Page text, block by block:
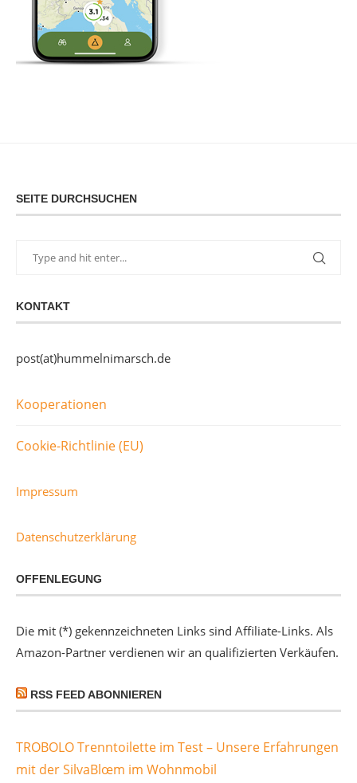
SEITE DURCHSUCHEN
KONTAKT
post(at)hummelnimarsch.de
Kooperationen
Cookie-Richtlinie (EU)
Impressum
Datenschutzerklärung
OFFENLEGUNG
Die mit (*) gekennzeichneten Links sind Affiliate-Links. Als
Amazon-Partner verdienen wir an qualifizierten Verkäufen.
RSS FEED ABONNIEREN
TROBOLO Trenntoilette im Test – Unsere Erfahrungen
mit der SilvaBlœm im Wohnmobil